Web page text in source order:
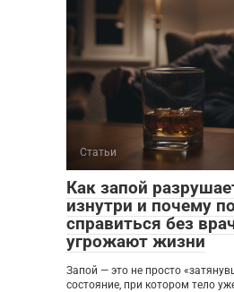
Статьи
Как запой
изнутри и почему
справиться без
угрожают жизни
Запой — это не просто
состояние, при котором тело